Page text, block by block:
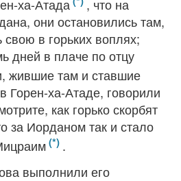
ха-Атада
, что на
они остановились там,
свою в горьких воплях;
дней в плаче по отцу
жившие там и ставшие
Горен-ха-Атаде, говорили
как горько скорбят
за Иорданом так и стало
.
выполнили его